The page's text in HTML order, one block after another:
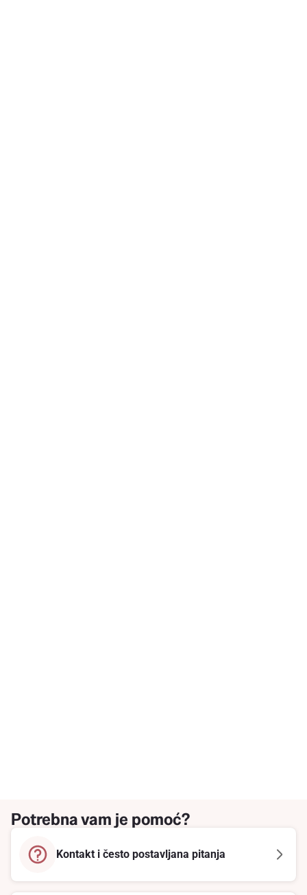
Potrebna vam je pomoć?
Kontakt i često postavljana pitanja